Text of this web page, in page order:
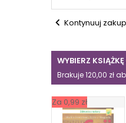
chevron_left Kontynuuj
WYBIERZ
Brakuje 120,00 zł
Za 0,99 zł